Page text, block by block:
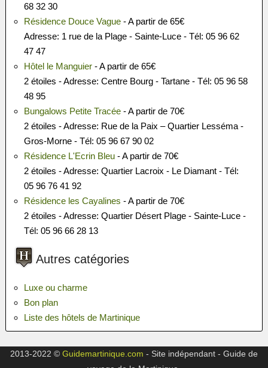
68 32 30
Résidence Douce Vague- A partir de 65€
Adresse: 1 rue de la Plage - Sainte-Luce - Tél: 05 96 62
47 47
Hôtel le Manguier- A partir de 65€
2 étoiles - Adresse: Centre Bourg - Tartane - Tél: 05 96 58
48 95
Bungalows Petite Tracée- A partir de 70€
2 étoiles - Adresse: Rue de la Paix – Quartier Lesséma -
Gros-Morne - Tél: 05 96 67 90 02
Résidence L'Ecrin Bleu- A partir de 70€
2 étoiles - Adresse: Quartier Lacroix - Le Diamant - Tél:
05 96 76 41 92
Résidence les Cayalines - A partir de 70€
2 étoiles - Adresse: Quartier Désert Plage - Sainte-Luce -
Tél: 05 96 66 28 13
Autres catégories
Luxe ou charme
Bon plan
Liste des hôtels de Martinique
2013-2022 © Guidemartinique.com - Site indépendant - Guide de